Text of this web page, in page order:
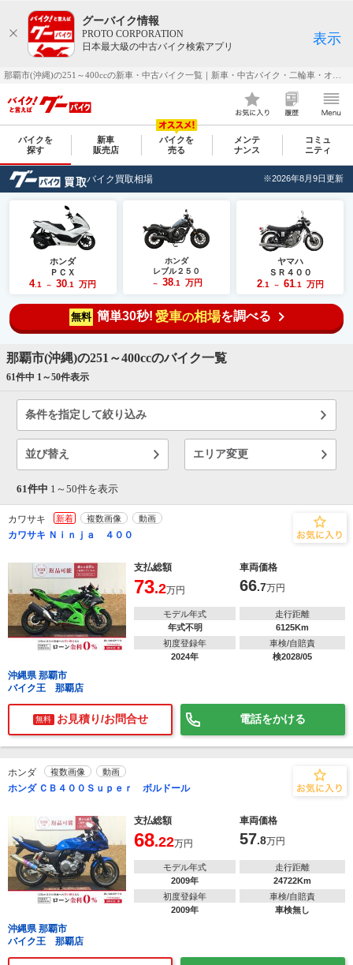
グーバイク情報
PROTO CORPORATION
日本最大級の中古バイク検索アプリ
表示
バイクを
探す
新車
販売店
バイクを
売る
メンテ
ナンス
コミュ
ニティ
バイク買取相場 ※2026年8月9日更新
ホンダ
ＰＣＸ
4.1 ～ 30 .1 万円
ホンダ
レブル２５０
～ 38.1 万円
ヤマハ
ＳＲ４００
2.1 ～ 61.1 万円
無料 簡単30秒! 愛車の相場を調べる
那覇市(沖縄)の251～400ccのバイク一覧
61件中 1～50件表示
条件を指定して絞り込み
並び替え エリア変更
61件中 1～ 50件を表示
カワサキ 新着 複数画像 動画
カワサキ Ｎｉｎｊａ ４００
支払総額 車両価格
73.2万円 66.7万円
モデル年式
年式不明
走行距離
6125Km
初度登録年
2024年
車検/自賠責
検2028/05
沖縄県 那覇市
バイク王 那覇店
無料 お見積り/お問合せ 電話をかける
ホンダ 複数画像 動画
ホンダ ＣＢ４００Ｓｕｐｅｒ ボルドール
支払総額 車両価格
68.22万円 57.8万円
モデル年式
2009年
走行距離
24722Km
初度登録年
2009年
車検/自賠責
車検無し
沖縄県 那覇市
バイク王 那覇店